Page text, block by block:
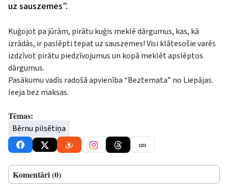
uz sauszemes”.
Kuģojot pa jūrām, pirātu kuģis meklē dārgumus, kas, kā
izrādās, ir paslēpti tepat uz sauszemes! Visi klātesošie varēs
izdzīvot pirātu piedzīvojumus un kopā meklēt apslēptos
dārgumus.
Pasākumu vadīs radošā apvienība “Beztemata” no Liepājas.
Ieeja bez maksas.
Tēmas:
Bērnu pilsētiņa
Komentāri (0)